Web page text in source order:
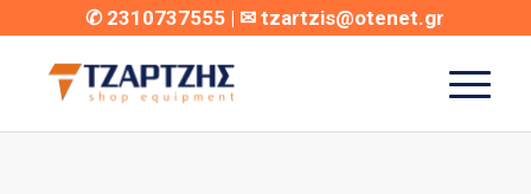
✆ 2310737555 | ✉tzartzis@otenet.gr